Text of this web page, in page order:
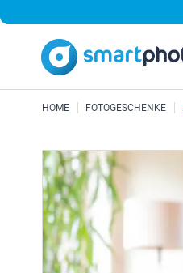
HOME FOTOGESCHENKE